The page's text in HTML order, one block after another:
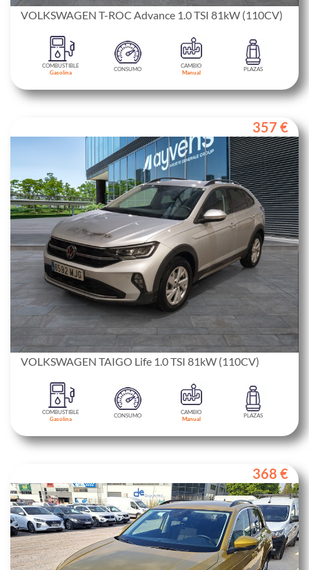
VOLKSWAGEN T-ROC Advance 1.0 TSI 81kW (110CV)
COMBUSTIBLE
Gasolina
CONSUMO
CAMBIO
Manual
PLAZAS
357 €
VOLKSWAGEN TAIGO Life 1.0 TSI 81kW (110CV)
COMBUSTIBLE
Gasolina
CONSUMO
CAMBIO
Manual
PLAZAS
368 €